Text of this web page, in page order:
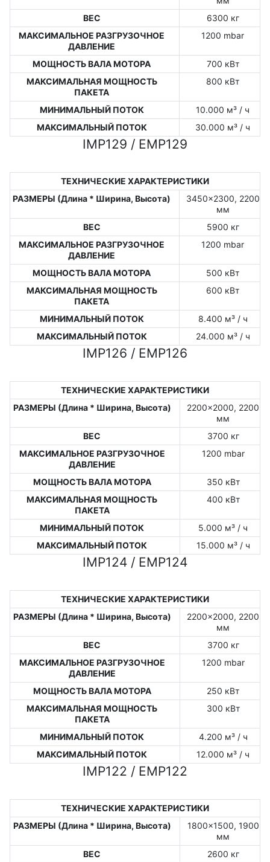
ВЕС
6300 кг
МАКСИМАЛЬНОЕ РАЗГРУЗОЧНОЕ
ДАВЛЕНИЕ
1200 mbar
МОЩНОСТЬ ВАЛА МОТОРА
700 кВт
МАКСИМАЛЬНАЯ МОЩНОСТЬ
ПАКЕТА
800 кВт
МИНИМАЛЬНЫЙ ПОТОК
10.000 м³ / ч
МАКСИМАЛЬНЫЙ ПОТОК
30.000 м³ / ч
IMP129 / EMP129
ТЕХНИЧЕСКИЕ ХАРАКТЕРИСТИКИ
РАЗМЕРЫ (Длина * Ширина, Высота)
3450x2300, 2200
мм
ВЕС
5900 кг
МАКСИМАЛЬНОЕ РАЗГРУЗОЧНОЕ
ДАВЛЕНИЕ
1200 mbar
МОЩНОСТЬ ВАЛА МОТОРА
500 кВт
МАКСИМАЛЬНАЯ МОЩНОСТЬ
ПАКЕТА
600 кВт
МИНИМАЛЬНЫЙ ПОТОК
8.400 м³ / ч
МАКСИМАЛЬНЫЙ ПОТОК
24.000 м³ / ч
IMP126 / EMP126
ТЕХНИЧЕСКИЕ ХАРАКТЕРИСТИКИ
РАЗМЕРЫ (Длина * Ширина, Высота)
2200x2000, 2200
мм
ВЕС
3700 кг
МАКСИМАЛЬНОЕ РАЗГРУЗОЧНОЕ
ДАВЛЕНИЕ
1200 mbar
МОЩНОСТЬ ВАЛА МОТОРА
350 кВт
МАКСИМАЛЬНАЯ МОЩНОСТЬ
ПАКЕТА
400 кВт
МИНИМАЛЬНЫЙ ПОТОК
5.000 м³ / ч
МАКСИМАЛЬНЫЙ ПОТОК
15.000 м³ / ч
IMP124 / EMP124
ТЕХНИЧЕСКИЕ ХАРАКТЕРИСТИКИ
РАЗМЕРЫ (Длина * Ширина, Высота)
2200x2000, 2200
мм
ВЕС
3700 кг
МАКСИМАЛЬНОЕ РАЗГРУЗОЧНОЕ
ДАВЛЕНИЕ
1200 mbar
МОЩНОСТЬ ВАЛА МОТОРА
250 кВт
МАКСИМАЛЬНАЯ МОЩНОСТЬ
ПАКЕТА
300 кВт
МИНИМАЛЬНЫЙ ПОТОК
4.200 м³ / ч
МАКСИМАЛЬНЫЙ ПОТОК
12.000 м³ / ч
IMP122 / EMP122
ТЕХНИЧЕСКИЕ ХАРАКТЕРИСТИКИ
РАЗМЕРЫ (Длина * Ширина, Высота)
1800x1500, 1900
мм
ВЕС
2600 кг